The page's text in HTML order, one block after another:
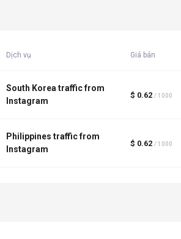
Dịch vụ Giá bán
South Korea traffic from
Instagram
$ 0.62 / 1000
Philippines traffic from
Instagram
$ 0.62 / 1000